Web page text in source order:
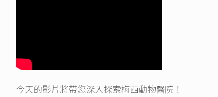
今天的影片將帶您深入探索梅西動物醫院！